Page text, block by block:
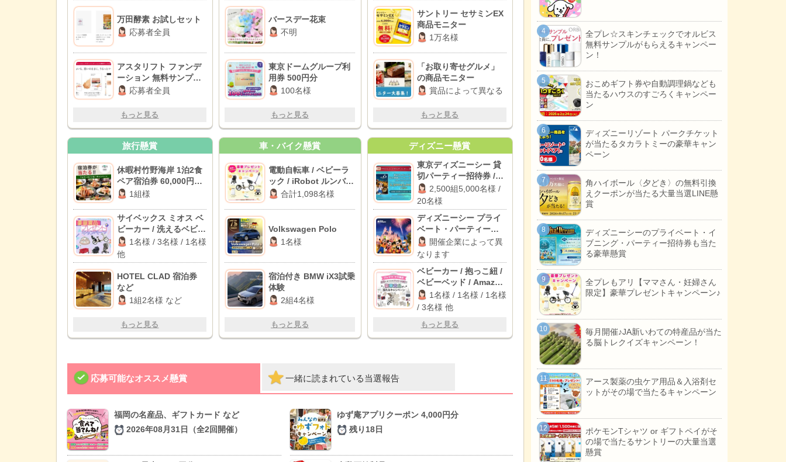
万田酵素 お試しセット
応募者全員
アスタリフト ファンデ
ーション 無料サンプル
セット応募者全員
もっと見る
バースデー花束
不明
東京ドームグループ利
用券 500円分
100名様
もっと見る
サントリー セサミンEX
商品モニター
1万名様
「お取り寄せグルメ」
の商品モニター
賞品によって異なる
もっと見る
旅行懸賞
休暇村竹野海岸 1泊2食
ペア宿泊券 60,000円相
当 1組様
サイベックス ミオス ベ
ビーカー / 洗えるベビー
布団セット / パナソニッ
ク 電動自転車 他
1名様 / 3名様 / 1名様
他
HOTEL CLAD 宿泊券
など
1組2名様 など
もっと見る
車・バイク懸賞
電動自転車 / ベビーラ
ック / iRobot ルンバ
ほか合計1,098名様
Volkswagen Polo
1名様
宿泊付き BMW iX3試乗
体験
2組4名様
もっと見る
ディズニー懸賞
東京ディズニーシー 貸
切パーティー招待券 /
JALグループ国内線往復
航空券
2,500組5,000名様 /
20名様
ディズニーシー プライ
ベート・パーティー招
待券開催企業によって異
なります
ベビーカー / 抱っこ紐 /
ベビーベッド / Amazon
ギフト 10,000円分 他
1名様 / 1名様 / 1名様
/ 3名様 他
もっと見る
応募可能なオススメ懸賞 一緒に読まれている当選報告
福岡の名産品、ギフトカード など
2026年08月31日（全2回開催）
ゆず庵アプリクーポン 4,000円分
残り18日
全プレ☆スキンチェックでオルビス
無料サンプルがもらえるキャンペー
ン！
おこめギフト券や自動調理鍋なども
当たるハウスのすごろくキャンペー
ン
ディズニーリゾート パークチケット
が当たるタカラトミーの豪華キャン
ペーン
角ハイボール〈夕どき〉の無料引換
えクーポンが当たる大量当選LINE懸
賞
ディズニーシーのプライベート・イ
ブニング・パーティー招待券も当た
る豪華懸賞
全プレもアリ【ママさん・妊婦さん
限定】豪華プレゼントキャンペーン♪
毎月開催♪JA新いわての特産品が当た
る脳トレクイズキャンペーン！
アース製薬の虫ケア用品＆入浴剤セ
ットがその場で当たるキャンペーン
ポケモンTシャツ or ギフトペイがそ
の場で当たるサントリーの大量当選
懸賞